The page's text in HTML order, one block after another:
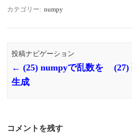
カテゴリー: numpy
投稿ナビゲーション
← (25) numpyで乱数を
生成
(27)
コメントを残す